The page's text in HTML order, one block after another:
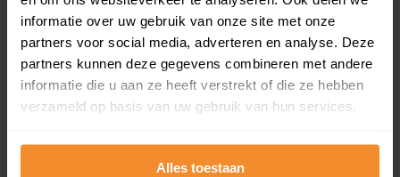
informatie over uw gebruik van onze site met onze
partners voor social media, adverteren en analyse. Deze
partners kunnen deze gegevens combineren met andere
informatie die u aan ze heeft verstrekt of die ze hebben
verzameld op basis van uw gebruik van hun services.
Alles toestaan
Koopwoningen
Huurwoningen
Appartementen
aandeel van totale woningen